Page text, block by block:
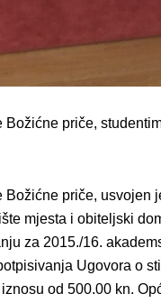
priče,
priče,
mjesta i obiteljski
za 2015./16.
Ugovora o
od 500.00 kn.